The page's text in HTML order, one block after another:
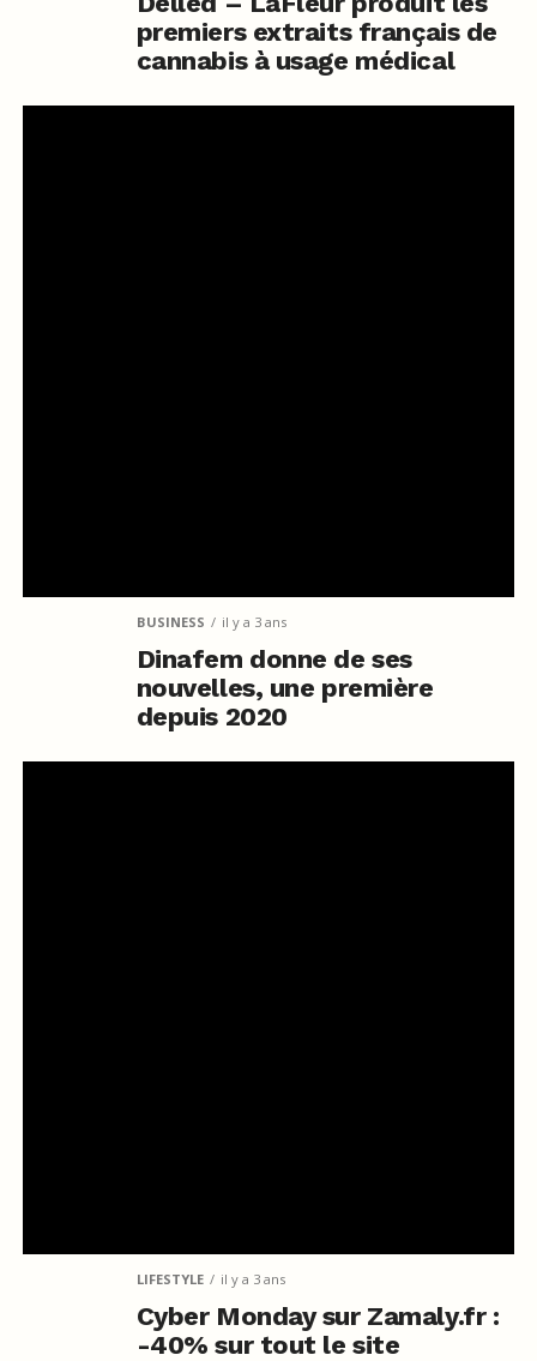
premiers extraits français de
cannabis à usage médical
BUSINESS il y a 3 ans
Dinafem donne de ses
nouvelles, une première
depuis 2020
LIFESTYLE il y a 3 ans
Cyber Monday sur Zamaly.fr :
-40% sur tout le site